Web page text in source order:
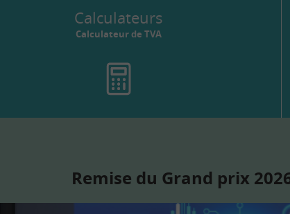
Calculateurs
Calculateur de TVA
Remise du Grand prix